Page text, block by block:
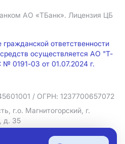
АO «ТБанк». Лицензия ЦБ
ответственности
осуществляется АО "Т-
0191-03 от 01.07.2024 г.
/ ОГРН: 1237700657072
г.о. Магнитогорский, г.
д. 35
персональных данных